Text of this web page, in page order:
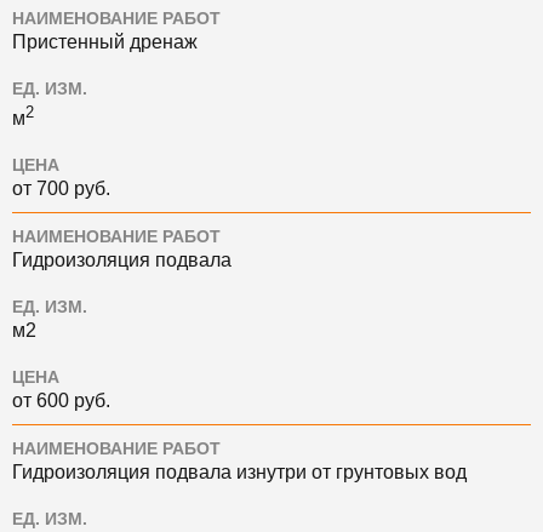
НАИМЕНОВАНИЕ РАБОТ
Пристенный дренаж
ЕД. ИЗМ.
м2
ЦЕНА
от 700 руб.
НАИМЕНОВАНИЕ РАБОТ
Гидроизоляция подвала
ЕД. ИЗМ.
м2
ЦЕНА
от 600 руб.
НАИМЕНОВАНИЕ РАБОТ
Гидроизоляция подвала изнутри от грунтовых вод
ЕД. ИЗМ.